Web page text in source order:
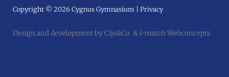
Copyright © 2026 Cygnus Gymnasium | Privacy
Design and development by Cijs&Co &i-match Webconcepts